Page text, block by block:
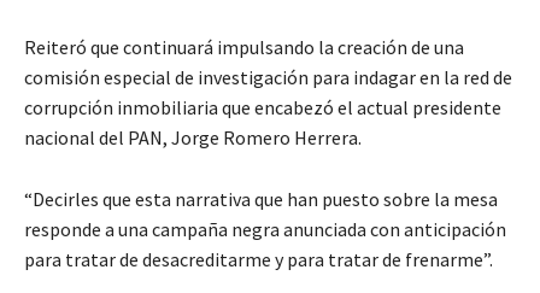
Reiteró que continuará impulsando la creación de una
comisión especial de investigación para indagar en la red de
corrupción inmobiliaria que encabezó el actual presidente
nacional del PAN, Jorge Romero Herrera.
“Decirles que esta narrativa que han puesto sobre la mesa
responde a una campaña negra anunciada con anticipación
para tratar de desacreditarme y para tratar de frenarme”.